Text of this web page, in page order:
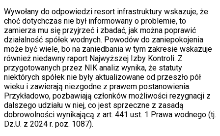
Wywołany do odpowiedzi resort infrastruktury wskazuje, że
choć dotychczas nie był informowany o problemie, to
zamierza mu się przyjrzeć i zbadać, jak można poprawić
działalność spółek wodnych. Powodów do zaniepokojenia
może być wiele, bo na zaniedbania w tym zakresie wskazuje
również niedawny raport Najwyższej Izby Kontroli. Z
przygotowanych przez NIK analiz wynika, że statuty
niektórych spółek nie były aktualizowane od przeszło pół
wieku i zawierają niezgodne z prawem postanowienia.
Przykładowo, pozbawiają członków możliwości rezygnacji z
dalszego udziału w niej, co jest sprzeczne z zasadą
dobrowolności wynikającą z art. 441 ust. 1 Prawa wodnego (tj.
Dz.U. z 2024 r. poz. 1087).